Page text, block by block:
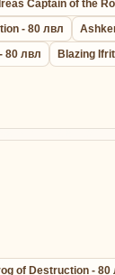
Captain of the
- 80 лвл
80 лвл
Blazing
of Destruction - 80